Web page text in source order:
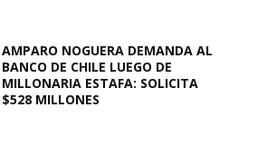
AMPARO NOGUERA DEMANDA AL
BANCO DE CHILE LUEGO DE
MILLONARIA ESTAFA: SOLICITA
$528 MILLONES